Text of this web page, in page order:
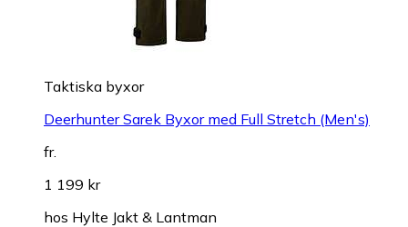
Taktiska byxor
Deerhunter Sarek Byxor med Full Stretch (Men's)
fr.
1 199 kr
hos Hylte Jakt & Lantman